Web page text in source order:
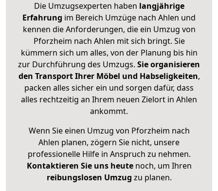
Die Umzugsexperten haben langjährige
Erfahrung im Bereich Umzüge nach Ahlen und
kennen die Anforderungen, die ein Umzug von
Pforzheim nach Ahlen mit sich bringt. Sie
kümmern sich um alles, von der Planung bis hin
zur Durchführung des Umzugs. Sie organisieren
den Transport Ihrer Möbel und Habseligkeiten,
packen alles sicher ein und sorgen dafür, dass
alles rechtzeitig an Ihrem neuen Zielort in Ahlen
ankommt.
Wenn Sie einen Umzug von Pforzheim nach
Ahlen planen, zögern Sie nicht, unsere
professionelle Hilfe in Anspruch zu nehmen.
Kontaktieren Sie uns heutenoch, um Ihren
reibungslosen Umzug zu planen.